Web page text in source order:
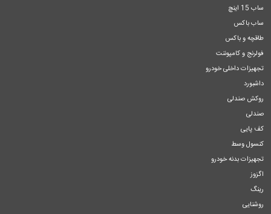
ساب 15 اینچ
ساب باکس
طاقچه و باکس
فولرنج و کامپوننت
تجهیزات داخلی خودرو
داشبورد
روکش صندلی
صندلی
کف پایی
کنسول وسط
تجهیزات بدنه خودرو
اگزوز
رینگ
روشنایی